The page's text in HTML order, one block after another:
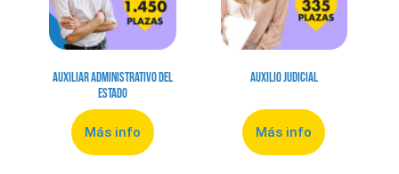
Auxiliar Administrativo del
Estado
Más info
Auxilio Judicial
Más info